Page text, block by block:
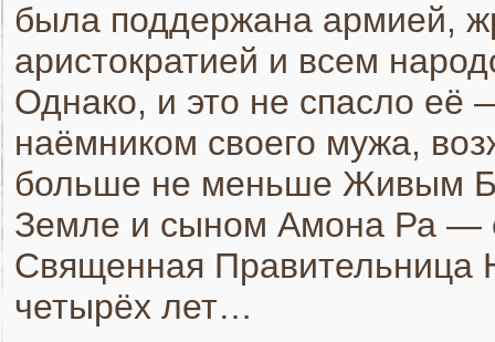
была поддержана армией,
аристократией и всем
Однако, и это не спасло её
наёмником своего мужа,
больше не меньше Живым
Земле и сыном Амона Ра —
Священная Правительница
четырёх лет…